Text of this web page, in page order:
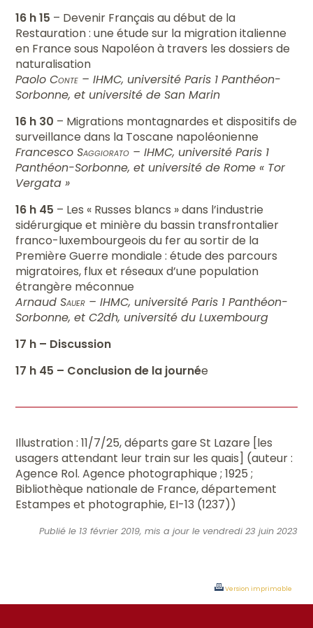
16 h 15 – Devenir Français au début de la
Restauration : une étude sur la migration italienne
en France sous Napoléon à travers les dossiers de
naturalisation
PaoloConte – IHMC, université Paris 1 Panthéon-
Sorbonne, et université de San Marin
16 h 30 – Migrations montagnardes et dispositifs de
surveillance dans la Toscane napoléonienne
FrancescoSaggiorato – IHMC, université Paris 1
Panthéon-Sorbonne, et université de Rome « Tor
Vergata »
16 h 45 – Les « Russes blancs » dans l’industrie
sidérurgique et minière du bassin transfrontalier
franco-luxembourgeois du fer au sortir de la
Première Guerre mondiale : étude des parcours
migratoires, flux et réseaux d’une population
étrangère méconnue
ArnaudSauer – IHMC, université Paris 1 Panthéon-
Sorbonne, et C2dh, université du Luxembourg
17 h – Discussion
17 h 45 – Conclusion de la journée
Illustration : 11/7/25, départs gare St Lazare [les
usagers attendant leur train sur les quais] (auteur :
Agence Rol. Agence photographique ; 1925 ;
Bibliothèque nationale de France, département
Estampes et photographie, EI-13 (1237))
Publié le 13 février 2019, mis a jour le vendredi 23 juin 2023
Version imprimable